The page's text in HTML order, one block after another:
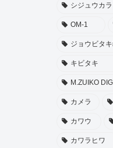
シジュウカラ
OM-1
ジョウビタ
キビタキ
M.ZUIKO
カメラ
カワウ
カワラヒワ